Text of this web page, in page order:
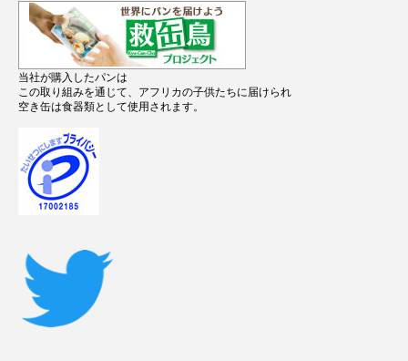
当社が購入したパンは
この取り組みを通じて、アフリカの子供たちに届けられ
空き缶は食器類として使用されます。